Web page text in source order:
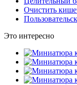
Очистить
Это интересно